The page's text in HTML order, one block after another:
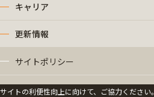
キャリア
更新情報
サイトポリシー
プライバシーポリシー
サイトの利便性向上に向けて、ご協力ください。